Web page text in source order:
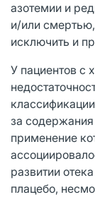
азотемии и
и/или
исключить и
У пациентов с
за
применение
развитии
плацебо,